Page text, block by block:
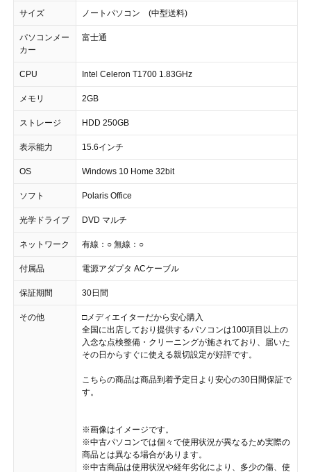
サイズ ノートパソコン (中型送料)
パソコンメー
カー
富士通
CPU Intel Celeron T1700 1.83GHz
メモリ 2GB
ストレージ HDD 250GB
表示能力 15.6インチ
OS Windows 10 Home 32bit
ソフト Polaris Office
光学ドライブ DVD マルチ
ネットワーク 有線：○ 無線：○
付属品 電源アダプタ ACケーブル
保証期間 30日間
その他
□メディエイターだから安心購入
全国に出店しており提供するパソコンは100項目以上の
入念な点検整備・クリーニングが施されており、届いた
その日からすぐに使える親切設定が好評です。
こちらの商品は商品到着予定日より安心の30日間保証で
す。
※画像はイメージです。
※中古パソコンでは個々で使用状況が異なるため実際の
商品とは異なる場合があります。
※中古商品は使用状況や経年劣化により、多少の傷、使